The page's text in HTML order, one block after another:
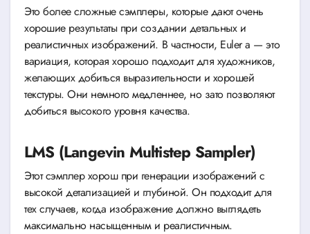
Это более сложные сэмплеры, которые дают очень
хорошие результаты при создании детальных и
реалистичных изображений. В частности, Euler a — это
вариация, которая хорошо подходит для художников,
желающих добиться выразительности и хорошей
текстуры. Они немного медленнее, но зато позволяют
добиться высокого уровня качества.
LMS (Langevin Multistep Sampler)
Этот сэмплер хорош при генерации изображений с
высокой детализацией и глубиной. Он подходит для
тех случаев, когда изображение должно выглядеть
максимально насыщенным и реалистичным.